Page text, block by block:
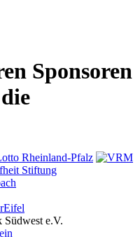
Sponsoren